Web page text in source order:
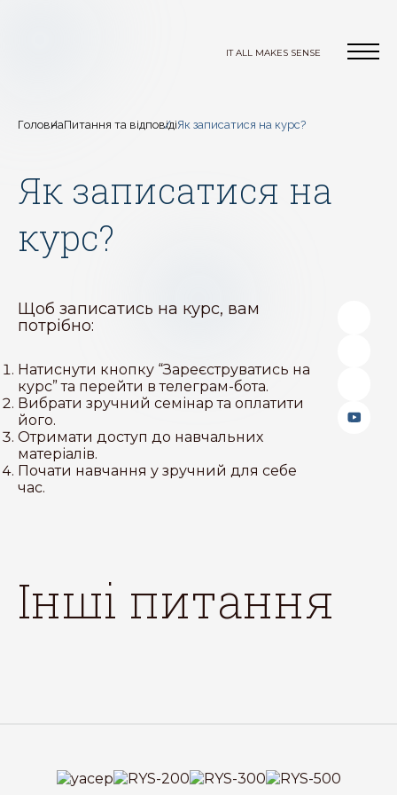
IT ALL MAKES SENSE
ГоловнаПитання та відповідіЯк записатися на курс?
Як записатися на
курс?
Щоб записатись на курс, вам
потрібно:
Натиснути кнопку “Зареєструватись на
курс” та перейти в телеграм-бота.
Вибрати зручний семінар та оплатити
його.
Отримати доступ до навчальних
матеріалів.
Почати навчання у зручний для себе
час.
інші питання